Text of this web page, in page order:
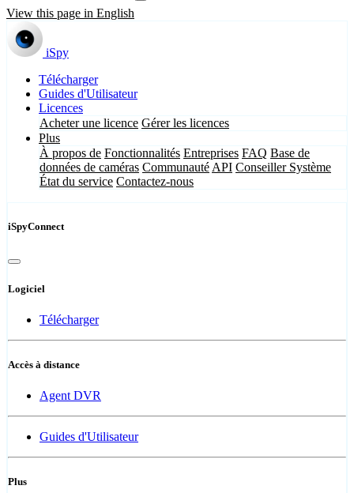
View this page in English
iSpy
Télécharger
Guides d'Utilisateur
Licences
Acheter une licence Gérer les licences
Plus
À propos de Fonctionnalités Entreprises FAQ Base de
données de caméras Communauté API Conseiller Système
État du service Contactez-nous
iSpyConnect
Logiciel
Télécharger
Accès à distance
Agent DVR
Guides d'Utilisateur
Plus